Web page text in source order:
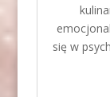
się w